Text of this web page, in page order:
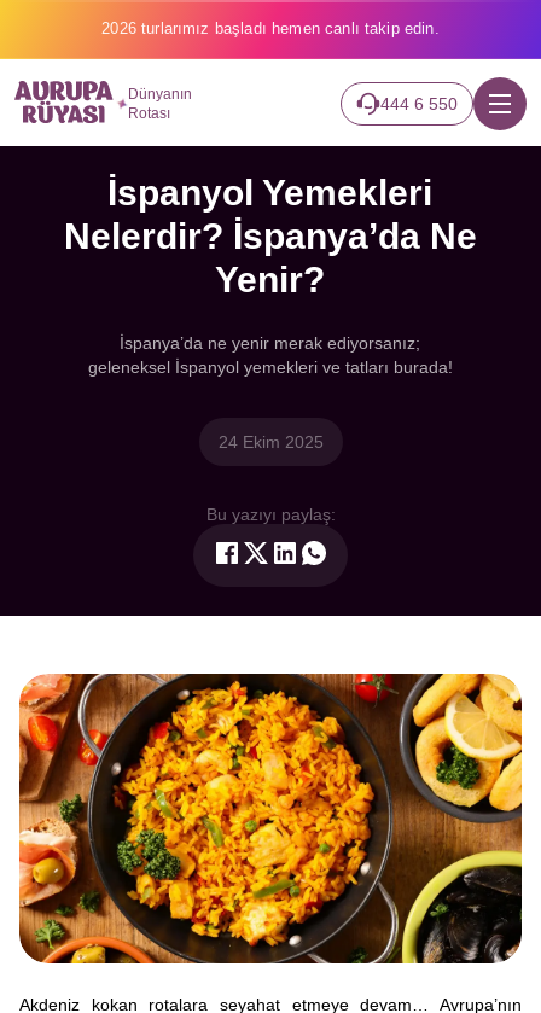
2026 turlarımız başladı hemen canlı takip edin.
Dünyanın
Rotası
444 6 550
İspanyol Yemekleri
Nelerdir? İspanya’da Ne
Yenir?
İspanya’da ne yenir merak ediyorsanız;
geleneksel İspanyol yemekleri ve tatları burada!
24 Ekim 2025
Bu yazıyı paylaş:
Akdeniz kokan rotalara seyahat etmeye devam… Avrupa’nın